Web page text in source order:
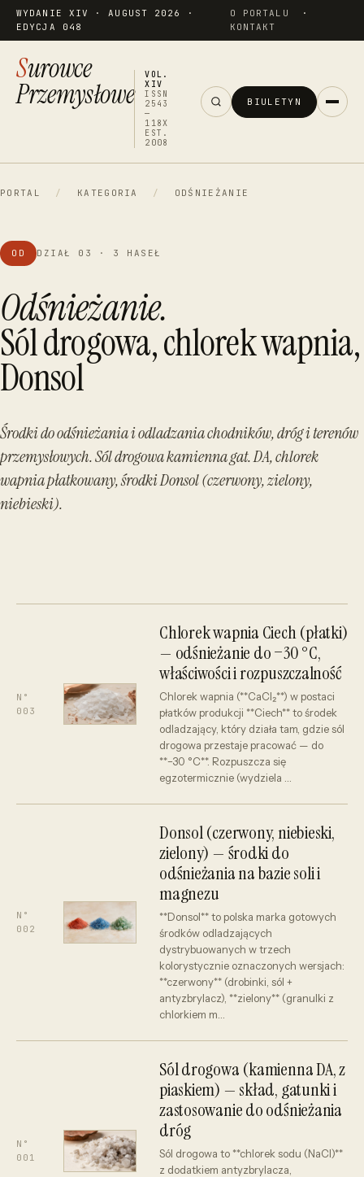
WYDANIE XIV · AUGUST 2026 ·
EDYCJA 048
O PORTALU
·
KONTAKT
Surowce
Przemysłowe
VOL.
XIV
ISSN
2543
—
118X
EST.
2008
BIULETYN
PORTAL / KATEGORIA / ODŚNIEŻANIE
OD DZIAŁ 03 · 3 HASEŁ
Odśnieżanie.
Sól drogowa, chlorek wapnia,
Donsol
Środki do odśnieżania i odladzania chodników, dróg i terenów
przemysłowych. Sól drogowa kamienna gat. DA, chlorek
wapnia płatkowany, środki Donsol (czerwony, zielony,
niebieski).
N°
003
Chlorek wapnia Ciech (płatki)
— odśnieżanie do −30 °C,
właściwości i rozpuszczalność
Chlorek wapnia (**CaCl₂**) w postaci
płatków produkcji **Ciech** to środek
odladzający, który działa tam, gdzie sól
drogowa przestaje pracować — do
**−30 °C**. Rozpuszcza się
egzotermicznie (wydziela …
N°
002
Donsol (czerwony, niebieski,
zielony) — środki do
odśnieżania na bazie soli i
magnezu
**Donsol** to polska marka gotowych
środków odladzających
dystrybuowanych w trzech
kolorystycznie oznaczonych wersjach:
**czerwony** (drobinki, sól +
antyzbrylacz), **zielony** (granulki z
chlorkiem m…
N°
001
Sól drogowa (kamienna DA, z
piaskiem) — skład, gatunki i
zastosowanie do odśnieżania
dróg
Sól drogowa to **chlorek sodu (NaCl)**
z dodatkiem antyzbrylacza,